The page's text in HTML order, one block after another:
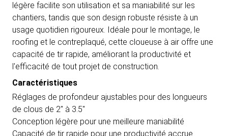
légère facilite son utilisation et sa maniabilité sur les
chantiers, tandis que son design robuste résiste à un
usage quotidien rigoureux. Idéale pour le montage, le
roofing et le contreplaqué, cette cloueuse à air offre une
capacité de tir rapide, améliorant la productivité et
l'efficacité de tout projet de construction.
Caractéristiques
Réglages de profondeur ajustables pour des longueurs
de clous de 2" à 3.5"
Conception légère pour une meilleure maniabilité
Capacité de tir rapide pour une productivité accrue